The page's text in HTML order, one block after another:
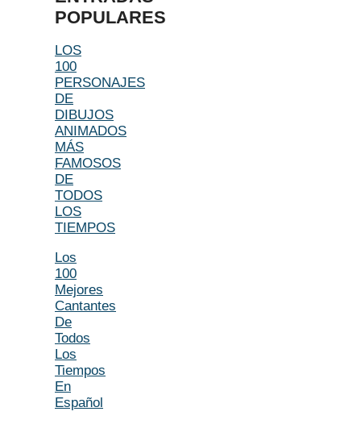
POPULARES
LOS
100
PERSONAJES
DE
DIBUJOS
ANIMADOS
MÁS
FAMOSOS
DE
TODOS
LOS
TIEMPOS
Los
100
Mejores
Cantantes
De
Todos
Los
Tiempos
En
Español